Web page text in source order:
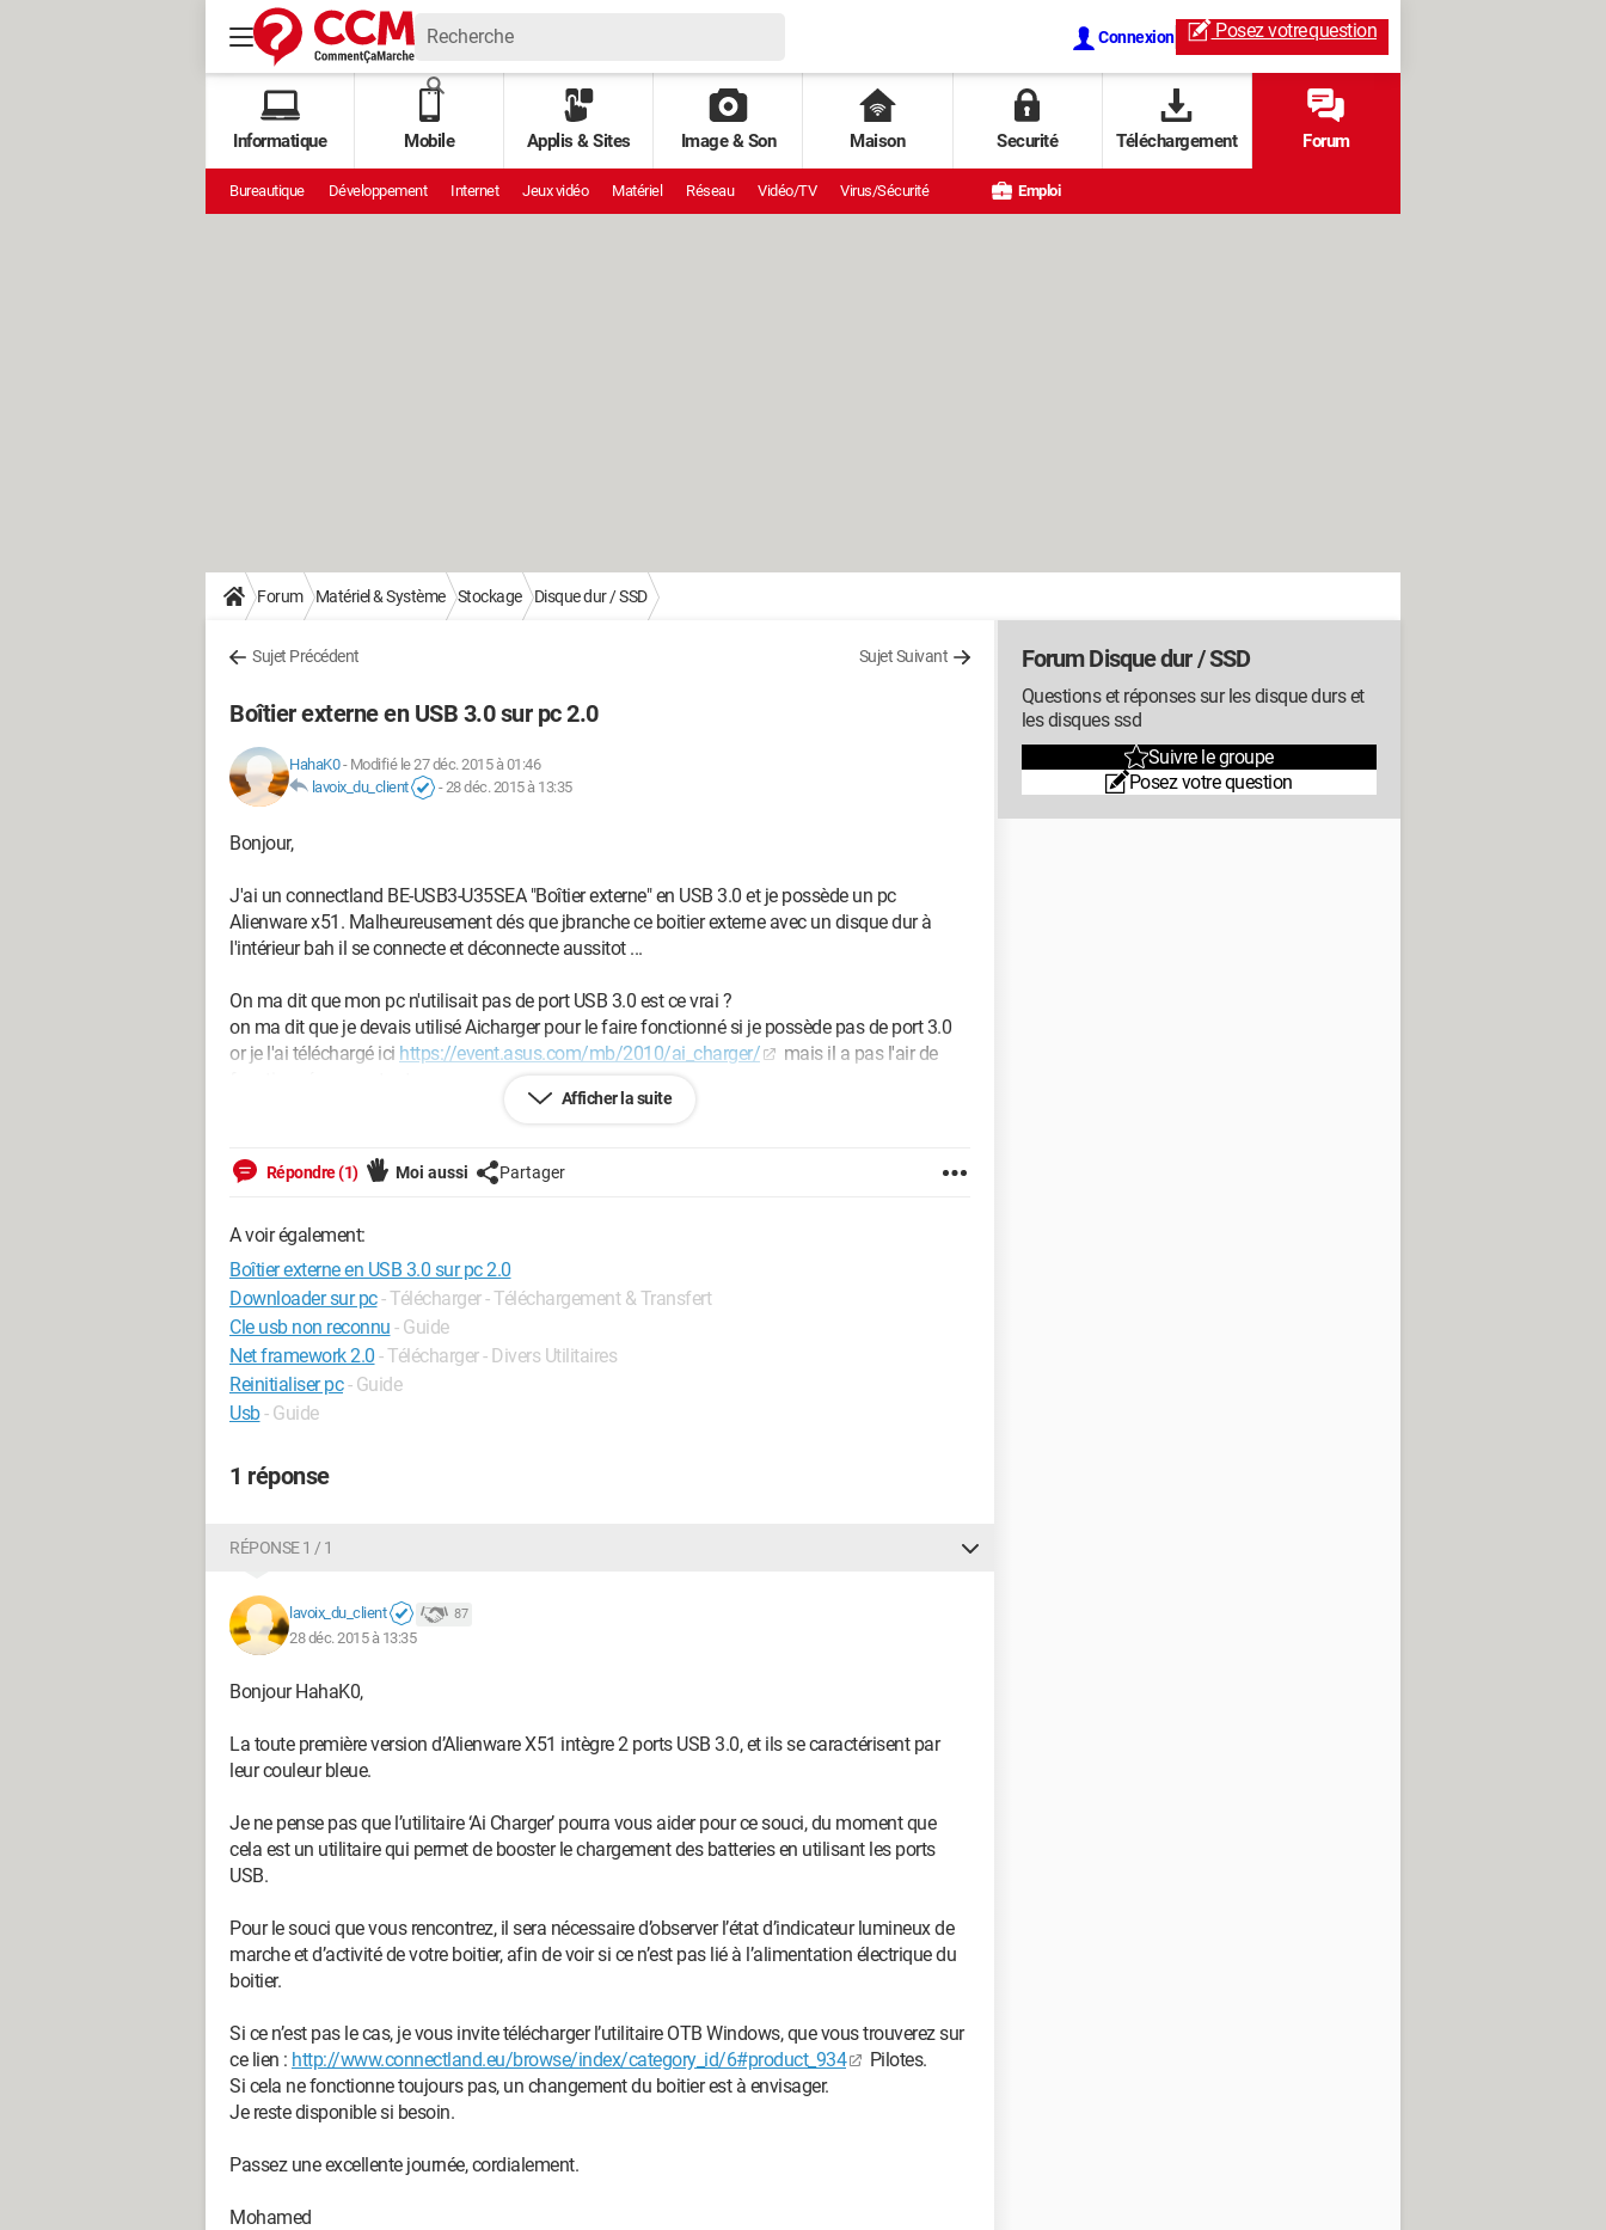
Connexion Posez votrequestion
Informatique Mobile Applis & Sites Image & Son Maison Securité Téléchargement Forum
Bureautique Développement Internet Jeux vidéo Matériel Réseau Vidéo/TV Virus/Sécurité Emploi
Forum Matériel & Système Stockage Disque dur / SSD
Sujet Précédent Sujet Suivant
Boîtier externe en USB 3.0 sur pc 2.0
HahaK0- Modifié le 27 déc. 2015 à 01:46
lavoix_du_client
-28 déc. 2015 à 13:35
Bonjour,
J'ai un connectland BE-USB3-U35SEA "Boîtier externe" en USB 3.0 et je possède un pc
Alienware x51. Malheureusement dés que jbranche ce boitier externe avec un disque dur à
l'intérieur bah il se connecte et déconnecte aussitot ...
On ma dit que mon pc n'utilisait pas de port USB 3.0 est ce vrai ?
on ma dit que je devais utilisé Aicharger pour le faire fonctionné si je possède pas de port 3.0
or je l'ai téléchargé ici https://event.asus.com/mb/2010/ai_charger/
mais il a pas l'air de
Afficher la suite
Répondre (1) Moi aussi Partager
A voir également:
Boîtier externe en USB 3.0 sur pc 2.0
Downloader sur pc- Télécharger - Téléchargement & Transfert
Cle usb non reconnu - Guide
Net framework 2.0 - Télécharger - Divers Utilitaires
Reinitialiser pc - Guide
Usb- Guide
1 réponse
RÉPONSE 1 / 1
lavoix_du_client 87
28 déc. 2015 à 13:35
Bonjour HahaK0,
La toute première version d’Alienware X51 intègre 2 ports USB 3.0, et ils se caractérisent par
leur couleur bleue.
Je ne pense pas que l’utilitaire ‘Ai Charger’ pourra vous aider pour ce souci, du moment que
cela est un utilitaire qui permet de booster le chargement des batteries en utilisant les ports
USB.
Pour le souci que vous rencontrez, il sera nécessaire d’observer l’état d’indicateur lumineux de
marche et d’activité de votre boitier, afin de voir si ce n’est pas lié à l’alimentation électrique du
boitier.
Si ce n’est pas le cas, je vous invite télécharger l’utilitaire OTB Windows, que vous trouverez sur
ce lien : http://www.connectland.eu/browse/index/category_id/6#product_934
Pilotes.
Si cela ne fonctionne toujours pas, un changement du boitier est à envisager.
Je reste disponible si besoin.
Passez une excellente journée, cordialement.
Mohamed
Forum Disque dur / SSD
Questions et réponses sur les disque durs et
les disques ssd
Suivre le groupe
Posez votre question